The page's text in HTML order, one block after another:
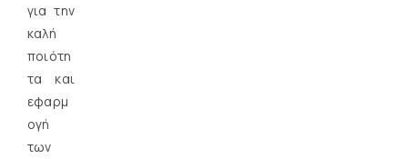
για την
καλή
ποιότη
τα και
εφαρμ
ογή
των